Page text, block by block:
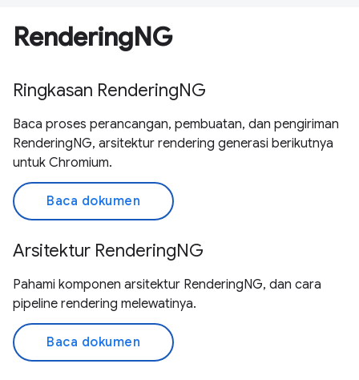
RenderingNG
Ringkasan RenderingNG
Baca proses perancangan, pembuatan, dan pengiriman
RenderingNG, arsitektur rendering generasi berikutnya
untuk Chromium.
Baca dokumen
Arsitektur RenderingNG
Pahami komponen arsitektur RenderingNG, dan cara
pipeline rendering melewatinya.
Baca dokumen